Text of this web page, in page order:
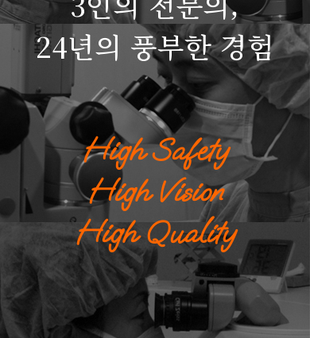
24년의 풍부한 경험
High Safety
High Vision
High Quality